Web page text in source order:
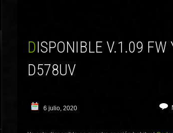
DISPONIBLE V.1.09 FW Y CPS PARA TU ANYTONE
D578UV
6 julio, 2020